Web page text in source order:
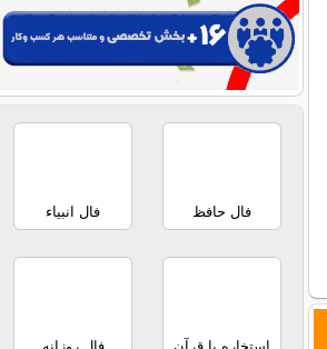
فال حافظ فال انبیاء
استخاره با قرآن فال روزانه